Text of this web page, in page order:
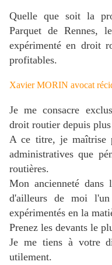
Quelle que soit la
Parquet de Rennes,
expérimenté en droit
profitables.
Xavier MORIN avocat
Je me consacre
droit routier depuis plus
A ce titre, je maîtrise
administratives que
routières.
Mon ancienneté
d'ailleurs de moi
expérimentés en la
Prenez les devants le
Je me tiens à votre
utilement.